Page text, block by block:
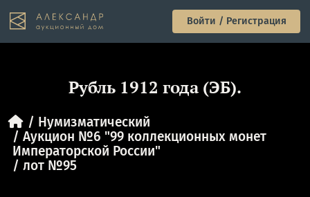
Войти / Регистрация
Рубль 1912 года (ЭБ).
Нумизматический
Аукцион №6 "99 коллекционных монет
Императорской России"
лот №95